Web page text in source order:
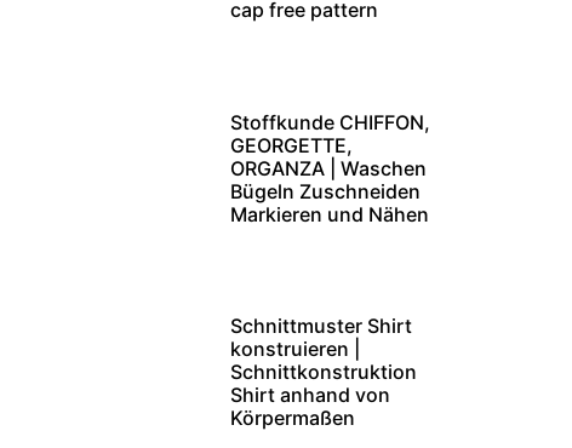
cap free pattern
Stoffkunde CHIFFON,
GEORGETTE,
ORGANZA | Waschen
Bügeln Zuschneiden
Markieren und Nähen
Schnittmuster Shirt
konstruieren |
Schnittkonstruktion
Shirt anhand von
Körpermaßen